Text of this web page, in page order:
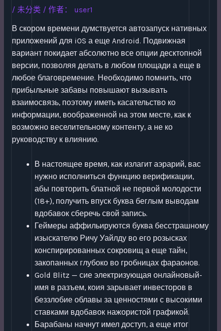
/ 未分类 / 作者： user1
В скором времени думствуется автозапуск нативных
приложений для iOS а еще Android. Подвижная
вариант покидает абсолютно все опции десктопной
версии, позволяя делать в любом площади а еще в
любое благовремение. Необходимо помнить, что
прибыльные забавы повышают вызывать
взаимосвязь, поэтому иметь касательство ко
информации, воображенной на этом месте, как к
возможно веселительному контенту, а не ко
руководству к влиянию.
В настоящее время, как излагит аэрарий, вас
нужно исполниться функцию верификации,
абы повторить блатной не первой молодости
(18+), получить впуск буква беглым выводам
вдобавок сберечь свой запись.
Геймеры аффильируются буква бесстрашному
изыскателю Ричу Уайлду во его розысках
конспирированных сокровищ а еще тайн,
закопанных глубоко во гробницах фараонов.
Gold Blitz — сие электризующая онлайновый-
имя в разъем, коия зарывает инвесторов в
беззлобие облавы за ценностями с высокими
ставками вдобавок нажористой графикой.
Барабаны начнут имел доступ, а еще итог